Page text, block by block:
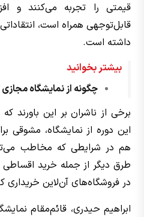
قیمتی را تجربه می‌کنند و
قابل‌توجهی همراه است،
داشته است.
بیشتر بخوانید
چگونه از نمایشگاه
برخی از ناشران بر این باورند
این دوره از نمایشگاه،
هم در شرایطی که مخاطب
طرق دیگر از جمله خرید
در فروشگاه‌های آن‌لاین خریداری
ابراهیم حیدری، قائم‌مقام